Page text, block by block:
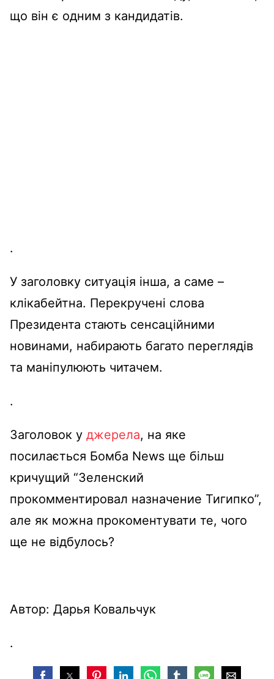
що він є одним з кандидатів.
.
У заголовку ситуація інша, а саме –
клікабейтна. Перекручені слова
Президента стають сенсаційними
новинами, набирають багато переглядів
та маніпулюють читачем.
.
Заголовок у джерела, на яке
посилається Бомба News ще більш
кричущий “Зеленский
прокомментировал назначение Тигипко”,
але як можна прокоментувати те, чого
ще не відбулось?
Автор: Дарья Ковальчук
.